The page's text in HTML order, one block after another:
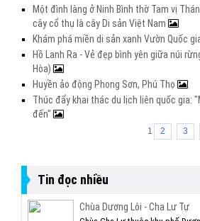
Một đình làng ở Ninh Bình thờ Tam vị
cây cổ thụ là cây Di sản Việt Nam
Khám phá miền di sản xanh Vườn Quốc
Hồ Lanh Ra - Vẻ đẹp bình yên giữa núi
Hòa)
Huyền ảo động Phong Sơn, Phú Thọ
Thúc đẩy khai thác du lịch liên quốc gia:
đến"
1 2 3
Tin đọc nhiều
Chùa Dương Lôi - Cha Lư Tự